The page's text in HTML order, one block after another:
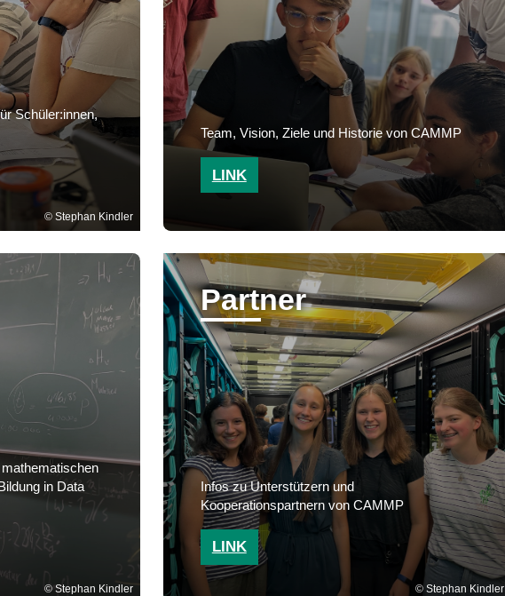
Stephan Kindler
Schüler:innen,
Team, Vision, Ziele und Historie von CAMMP
LINK
Stephan Kindler
in Data
Stephan Kindler
Partner
Infos zu Unterstützern und
Kooperationspartnern von CAMMP
LINK